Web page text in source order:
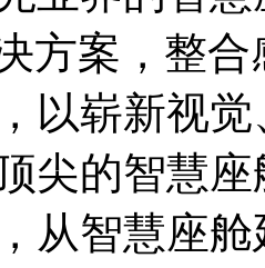
方案，整
以崭新视
尖的智慧
从智慧座